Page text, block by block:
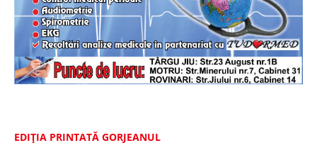
EDIȚIA PRINTATĂ GORJEANUL